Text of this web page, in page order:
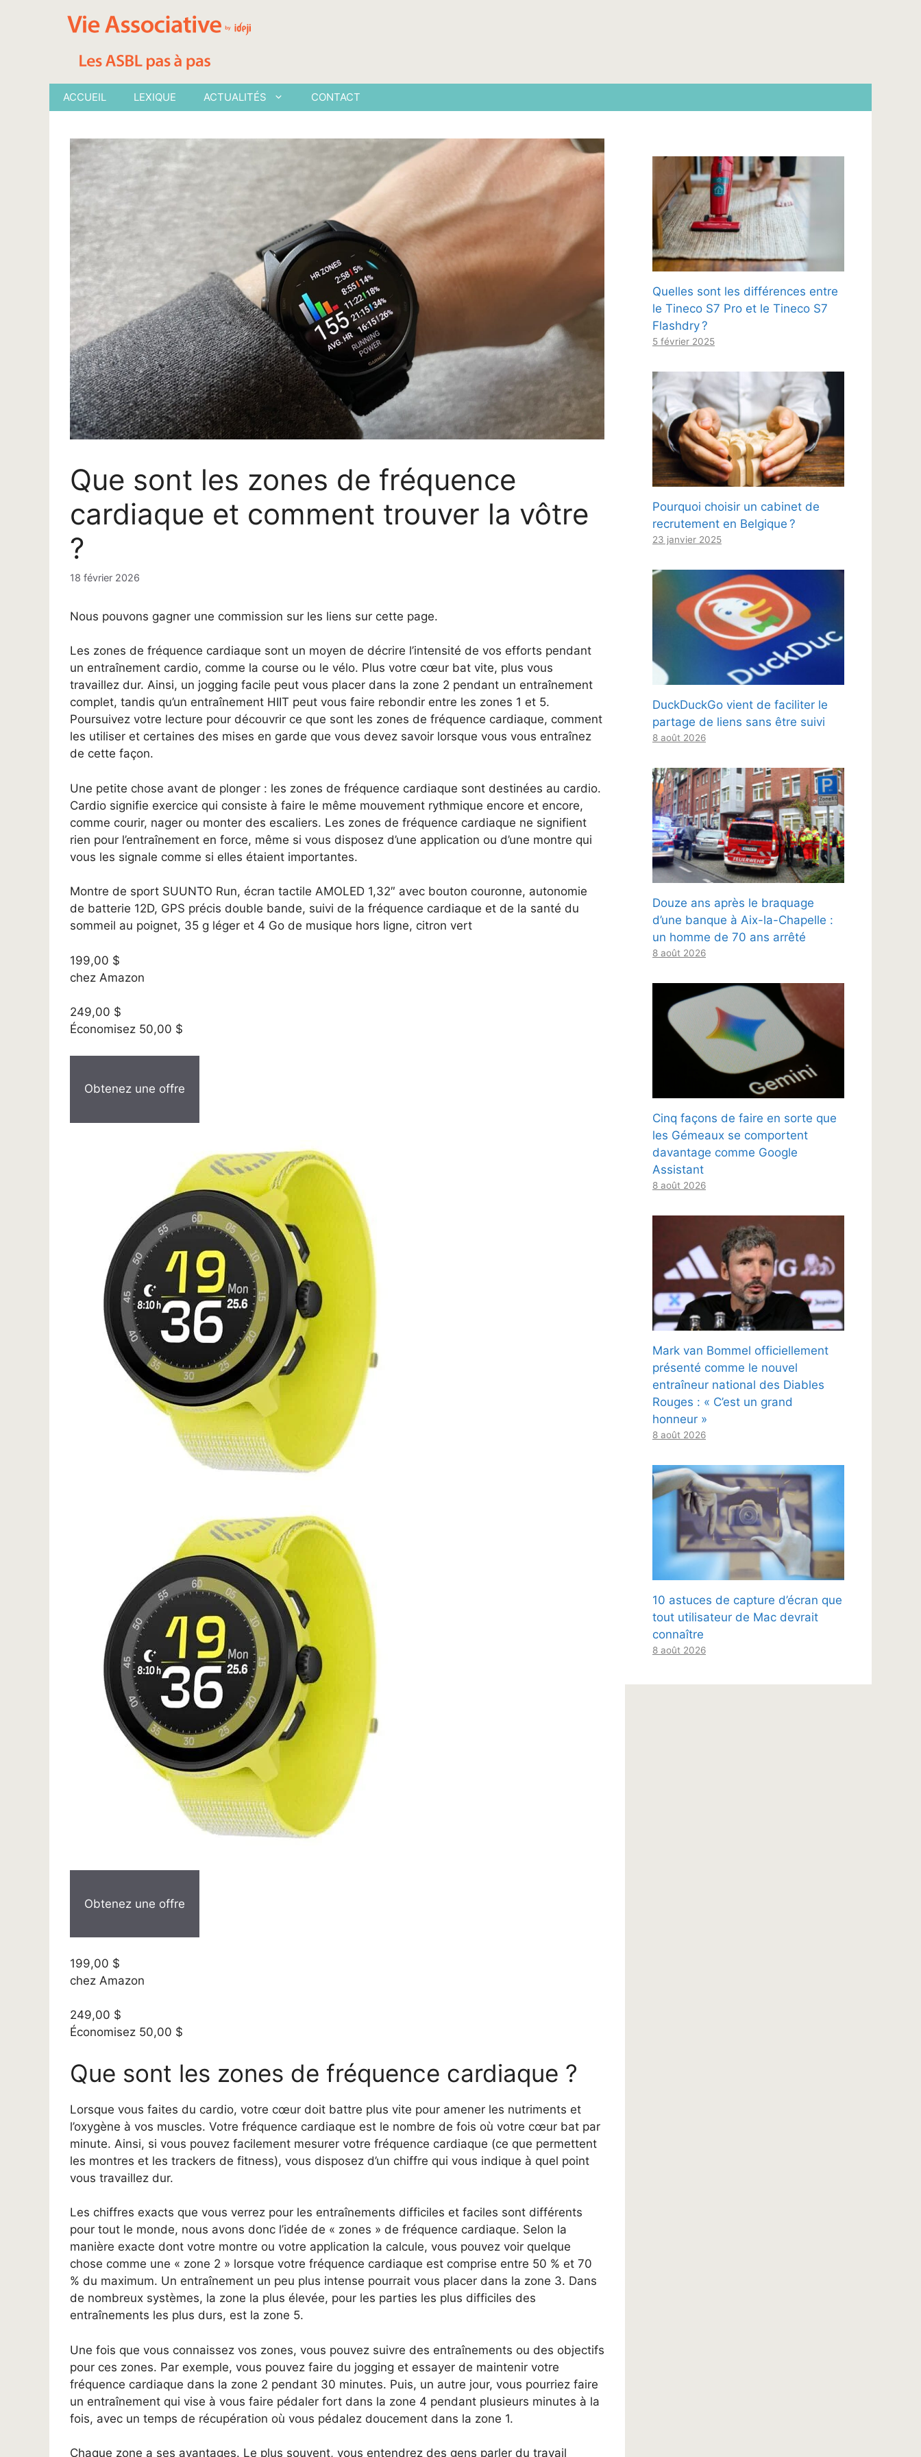
ACCUEIL LEXIQUE ACTUALITÉS CONTACT
Que sont les zones de fréquence
cardiaque et comment trouver la vôtre
?
18 février 2026
Nous pouvons gagner une commission sur les liens sur cette page.
Les zones de fréquence cardiaque sont un moyen de décrire l’intensité de vos efforts pendant
un entraînement cardio, comme la course ou le vélo. Plus votre cœur bat vite, plus vous
travaillez dur. Ainsi, un jogging facile peut vous placer dans la zone 2 pendant un entraînement
complet, tandis qu’un entraînement HIIT peut vous faire rebondir entre les zones 1 et 5.
Poursuivez votre lecture pour découvrir ce que sont les zones de fréquence cardiaque, comment
les utiliser et certaines des mises en garde que vous devez savoir lorsque vous vous entraînez
de cette façon.
Une petite chose avant de plonger : les zones de fréquence cardiaque sont destinées au cardio.
Cardio signifie exercice qui consiste à faire le même mouvement rythmique encore et encore,
comme courir, nager ou monter des escaliers. Les zones de fréquence cardiaque ne signifient
rien pour l’entraînement en force, même si vous disposez d’une application ou d’une montre qui
vous les signale comme si elles étaient importantes.
Montre de sport SUUNTO Run, écran tactile AMOLED 1,32″ avec bouton couronne, autonomie
de batterie 12D, GPS précis double bande, suivi de la fréquence cardiaque et de la santé du
sommeil au poignet, 35 g léger et 4 Go de musique hors ligne, citron vert
199,00 $
chez Amazon
249,00 $
Économisez 50,00 $
Obtenez une offre
Obtenez une offre
199,00 $
chez Amazon
249,00 $
Économisez 50,00 $
Que sont les zones de fréquence cardiaque ?
Lorsque vous faites du cardio, votre cœur doit battre plus vite pour amener les nutriments et
l’oxygène à vos muscles. Votre fréquence cardiaque est le nombre de fois où votre cœur bat par
minute. Ainsi, si vous pouvez facilement mesurer votre fréquence cardiaque (ce que permettent
les montres et les trackers de fitness), vous disposez d’un chiffre qui vous indique à quel point
vous travaillez dur.
Les chiffres exacts que vous verrez pour les entraînements difficiles et faciles sont différents
pour tout le monde, nous avons donc l’idée de « zones » de fréquence cardiaque. Selon la
manière exacte dont votre montre ou votre application la calcule, vous pouvez voir quelque
chose comme une « zone 2 » lorsque votre fréquence cardiaque est comprise entre 50 % et 70
% du maximum. Un entraînement un peu plus intense pourrait vous placer dans la zone 3. Dans
de nombreux systèmes, la zone la plus élevée, pour les parties les plus difficiles des
entraînements les plus durs, est la zone 5.
Une fois que vous connaissez vos zones, vous pouvez suivre des entraînements ou des objectifs
pour ces zones. Par exemple, vous pouvez faire du jogging et essayer de maintenir votre
fréquence cardiaque dans la zone 2 pendant 30 minutes. Puis, un autre jour, vous pourriez faire
un entraînement qui vise à vous faire pédaler fort dans la zone 4 pendant plusieurs minutes à la
fois, avec un temps de récupération où vous pédalez doucement dans la zone 1.
Chaque zone a ses avantages. Le plus souvent, vous entendrez des gens parler du travail
Quelles sont les différences entre
le Tineco S7 Pro et le Tineco S7
Flashdry ?
5 février 2025
Pourquoi choisir un cabinet de
recrutement en Belgique ?
23 janvier 2025
DuckDuckGo vient de faciliter le
partage de liens sans être suivi
8 août 2026
Douze ans après le braquage
d’une banque à Aix-la-Chapelle :
un homme de 70 ans arrêté
8 août 2026
Cinq façons de faire en sorte que
les Gémeaux se comportent
davantage comme Google
Assistant
8 août 2026
Mark van Bommel officiellement
présenté comme le nouvel
entraîneur national des Diables
Rouges : « C’est un grand
honneur »
8 août 2026
10 astuces de capture d’écran que
tout utilisateur de Mac devrait
connaître
8 août 2026